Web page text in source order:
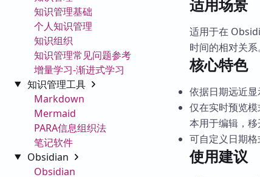
知识管理基础
个人知识管理
知识组织
知识管理常见问题参考
增量学习-渐进式学习
知识管理工具
Markdown
Mermaid
PARA信息组织法
笔记软件
Obsidian
Obsidian
适用场景
适用于在
时间的相对关系。
核心特色
依据日期远近显
仅在实时预览
本用于编辑，移
可自定义日期格
使用建议